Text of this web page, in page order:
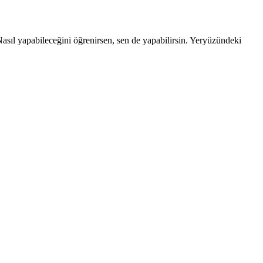
yapabileceğini öğrenirsen, sen de yapabilirsin. Yeryüzündeki